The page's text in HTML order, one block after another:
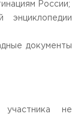
России;
документы
не